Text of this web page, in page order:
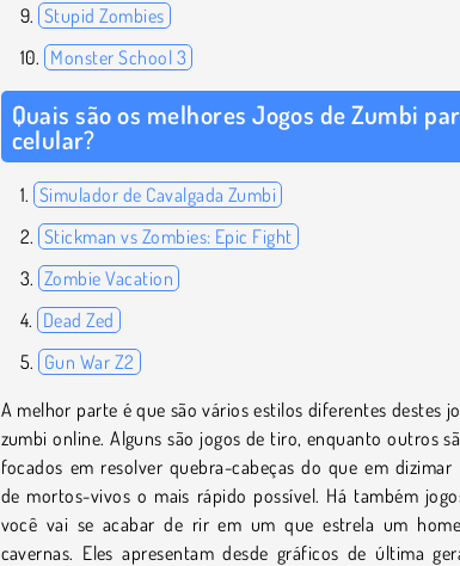
Stupid Zombies
Monster School 3
Quais são os melhores Jogos de Zumbi
celular?
Simulador de Cavalgada Zumbi
Stickman vs Zombies: Epic Fight
Zombie Vacation
Dead Zed
Gun War Z2
A melhor parte é que são vários estilos diferentes destes
zumbi online. Alguns são jogos de tiro, enquanto outros
focados em resolver quebra-cabeças do que em dizimar
de mortos-vivos o mais rápido possível. Há também
você vai se acabar de rir em um que estrela um
cavernas. Eles apresentam desde gráficos de última